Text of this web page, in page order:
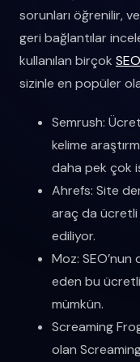
sorunları öğrenilir,
geri bağlantılar
kullanılan birçok
sizinle en popüler
Semrush:
kelime
daha pek çok
Ahrefs: Site
araç da ücretli
ediliyor.
Moz:
eden bu
mümkün.
Screaming
olan